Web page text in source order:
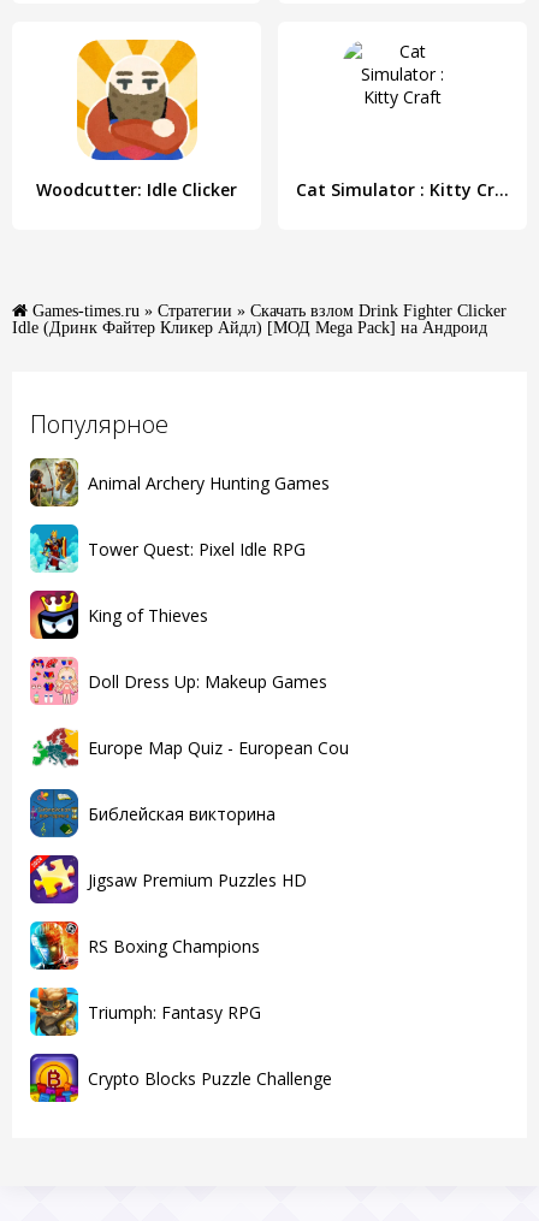
Популярное
Animal Archery Hunting Games
Tower Quest: Pixel Idle RPG
King of Thieves
Doll Dress Up: Makeup Games
Europe Map Quiz - European Cou
Библейская викторина
Jigsaw Premium Puzzles HD
RS Boxing Champions
Triumph: Fantasy RPG
Crypto Blocks Puzzle Challenge
Woodcutter: Idle Clicker Cat Simulator : Kitty Craft
Games-times.ru » Стратегии » Скачать взлом Drink Fighter Clicker
Idle (Дринк Файтер Кликер Айдл) [МОД Mega Pack] на Андроид